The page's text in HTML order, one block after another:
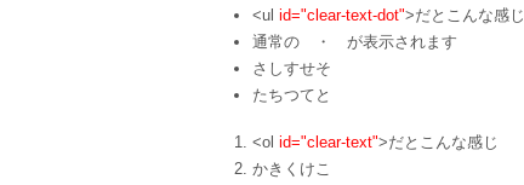
<ul id="clear-text-dot">だとこんな感じ
通常の ・ が表示されます
さしすせそ
たちつてと
<ol id="clear-text">だとこんな感じ
かきくけこ